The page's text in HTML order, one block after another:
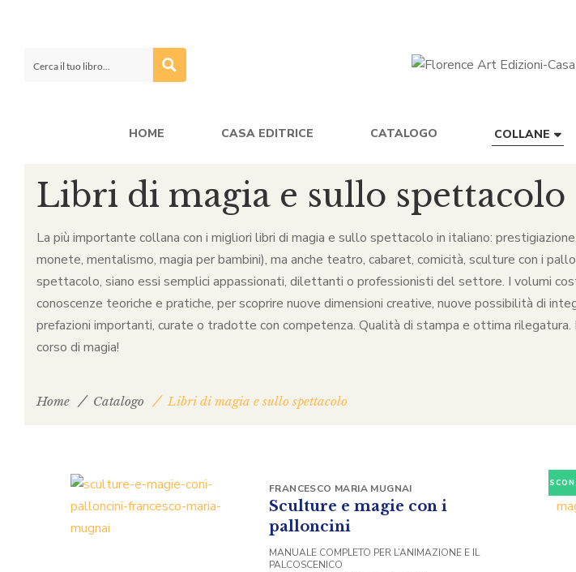
HOME CASA EDITRICE CATALOGO COLLANE
Libri di magia e sullo spettacolo
La più importante collana con i migliori libri di magia e sullo spettacolo in italiano:
monete, mentalismo, magia per bambini), ma anche teatro, cabaret, comicità, sculture con i
spettacolo, siano essi semplici appassionati, dilettanti o professionisti del settore. I volumi
conoscenze teoriche e pratiche, per scoprire nuove dimensioni creative, nuove possibilità di
prefazioni importanti, curate o tradotte con competenza. Qualità di stampa e ottima rilegatura.
corso di magia!
Home Catalogo Libri di magia e sullo spettacolo
Sculture e magie con i
palloncini
FRANCESCO MARIA MUGNAI
MANUALE COMPLETO PER L’ANIMAZIONE E IL
PALCOSCENICO